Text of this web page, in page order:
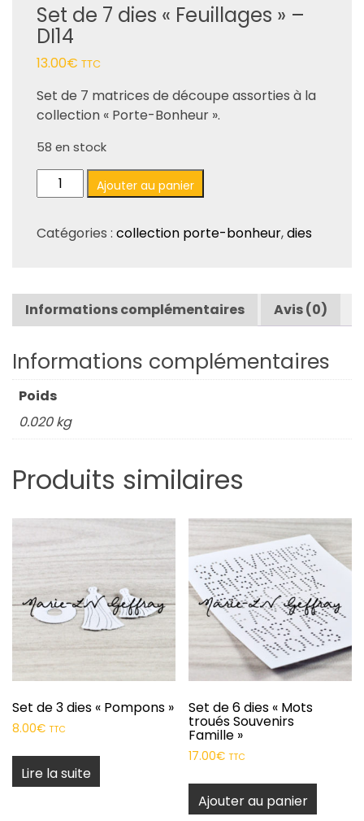
Set de 7 dies « Feuillages » –
DI14
13.00€ TTC
Set de 7 matrices de découpe assorties à la
collection « Porte-Bonheur ».
58 en stock
quantité
de
de
"Feuillages"
-
Ajouter au panier
Catégories : collection porte-bonheur,dies
Informations complémentaires Avis (0)
Informations complémentaires
Poids
0.020 kg
Produits similaires
Set de 3 dies « Pompons »
8.00€ TTC
Lire la suite
Set de 6 dies « Mots
troués Souvenirs
Famille »
17.00€ TTC
Ajouter au panier